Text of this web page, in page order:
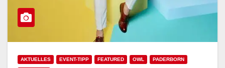
AKTUELLES EVENT-TIPP FEATURED OWL PADERBORN